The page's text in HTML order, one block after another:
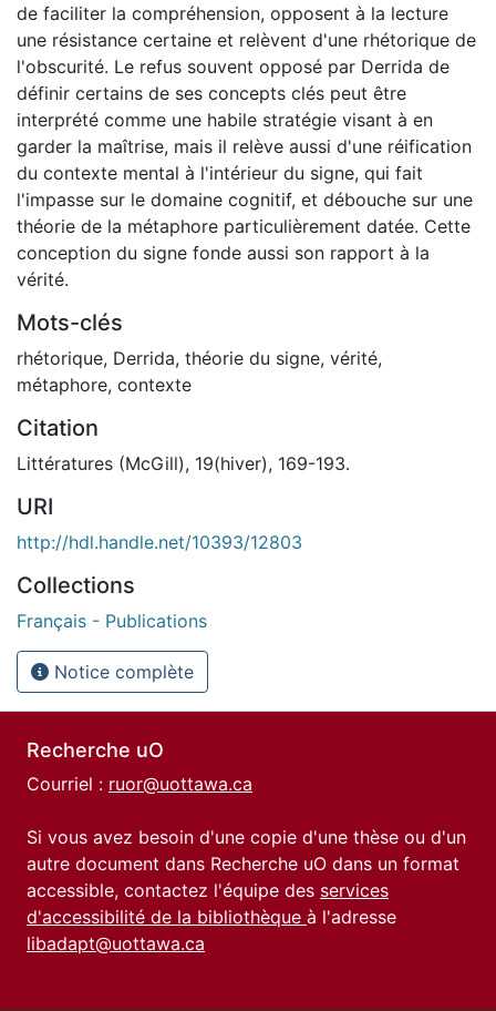
de faciliter la compréhension, opposent à la lecture
une résistance certaine et relèvent d'une rhétorique de
l'obscurité. Le refus souvent opposé par Derrida de
définir certains de ses concepts clés peut être
interprété comme une habile stratégie visant à en
garder la maîtrise, mais il relève aussi d'une réification
du contexte mental à l'intérieur du signe, qui fait
l'impasse sur le domaine cognitif, et débouche sur une
théorie de la métaphore particulièrement datée. Cette
conception du signe fonde aussi son rapport à la
vérité.
Mots-clés
rhétorique, Derrida, théorie du signe, vérité,
métaphore, contexte
Citation
Littératures (McGill), 19(hiver), 169-193.
URI
http://hdl.handle.net/10393/12803
Collections
Français - Publications
Notice complète
Recherche uO
Courriel : ruor@uottawa.ca
Si vous avez besoin d'une copie d'une thèse ou d'un
autre document dans Recherche uO dans un format
accessible, contactez l'équipe des services
d'accessibilité de la bibliothèque à l'adresse
libadapt@uottawa.ca